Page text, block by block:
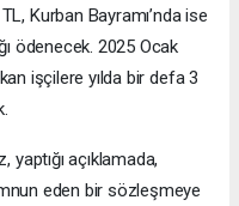
Kurban Bayramı’nda ise
ödenecek. 2025 Ocak
işçilere yılda bir defa 3
yaptığı açıklamada,
eden bir sözleşmeye